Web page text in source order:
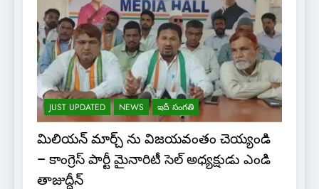
JUST UPDATED NEWS ఇదీ సంగతి
మిలియన్ మార్చ్ ను విజయవంతం చెయ్యండి
– కాంగ్రెస్ పార్టీ మైనారిటీ సెల్ అధ్యక్షుడు ఎండి
తాజుద్దీన్